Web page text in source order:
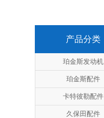
产品分类
珀金斯发动机
珀金斯配件
卡特彼勒配件
久保田配件